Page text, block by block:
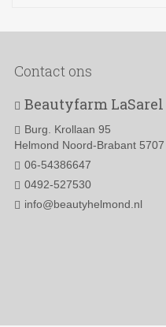
Contact ons
Beautyfarm LaSarel
Burg. Krollaan 95
Helmond Noord-Brabant 5707
06-54386647
0492-527530
info@beautyhelmond.nl